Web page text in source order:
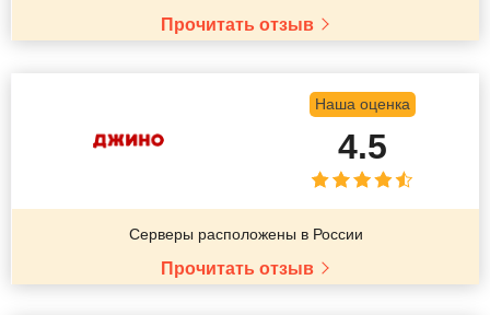
Прочитать отзыв
Наша оценка
4.5
Серверы расположены в России
Прочитать отзыв